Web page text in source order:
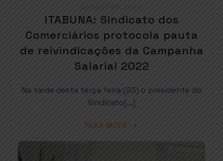
AGOSTO 25, 2022
ITABUNA: Sindicato dos
Comerciários protocola pauta
de reivindicações da Campanha
Salarial 2022
Na tarde desta terça feira (23) o presidente do
Sindicato[…]
READ MORE